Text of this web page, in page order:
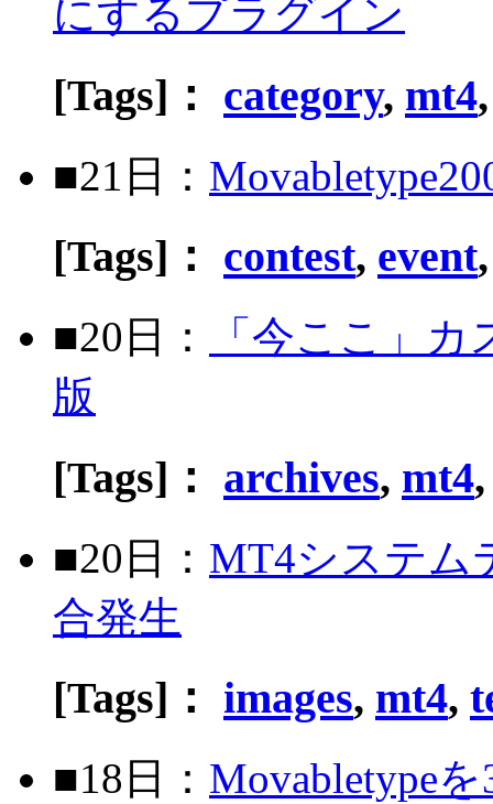
にするプラグイン
[Tags]： category, mt4
■21日：
[Tags]： contest, event
■20日：
「今ここ」
版
[Tags]： archives, mt4
■20日： MT4システム
合発生
[Tags]： images, mt4,
■18日： Movabletype